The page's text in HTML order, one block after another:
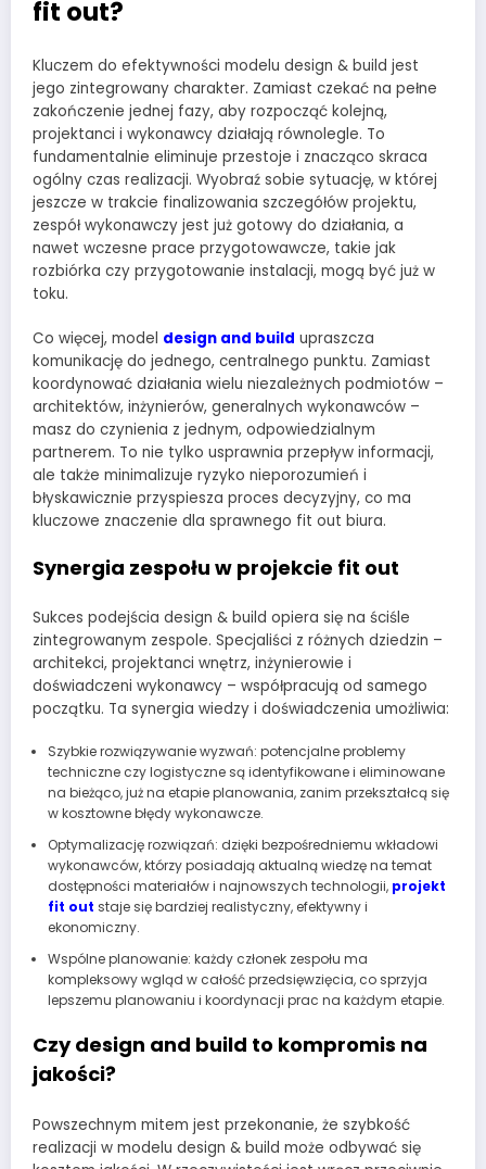
fit out?
Kluczem do efektywności modelu design & build jest
jego zintegrowany charakter. Zamiast czekać na pełne
zakończenie jednej fazy, aby rozpocząć kolejną,
projektanci i wykonawcy działają równolegle. To
fundamentalnie eliminuje przestoje i znacząco skraca
ogólny czas realizacji. Wyobraź sobie sytuację, w której
jeszcze w trakcie finalizowania szczegółów projektu,
zespół wykonawczy jest już gotowy do działania, a
nawet wczesne prace przygotowawcze, takie jak
rozbiórka czy przygotowanie instalacji, mogą być już w
toku.
Co więcej, model design and build upraszcza
komunikację do jednego, centralnego punktu. Zamiast
koordynować działania wielu niezależnych podmiotów –
architektów, inżynierów, generalnych wykonawców –
masz do czynienia z jednym, odpowiedzialnym
partnerem. To nie tylko usprawnia przepływ informacji,
ale także minimalizuje ryzyko nieporozumień i
błyskawicznie przyspiesza proces decyzyjny, co ma
kluczowe znaczenie dla sprawnego fit out biura.
Synergia zespołu w projekcie fit out
Sukces podejścia design & build opiera się na ściśle
zintegrowanym zespole. Specjaliści z różnych dziedzin –
architekci, projektanci wnętrz, inżynierowie i
doświadczeni wykonawcy – współpracują od samego
początku. Ta synergia wiedzy i doświadczenia umożliwia:
Szybkie rozwiązywanie wyzwań: potencjalne problemy
techniczne czy logistyczne są identyfikowane i eliminowane
na bieżąco, już na etapie planowania, zanim przekształcą się
w kosztowne błędy wykonawcze.
Optymalizację rozwiązań: dzięki bezpośredniemu wkładowi
wykonawców, którzy posiadają aktualną wiedzę na temat
dostępności materiałów i najnowszych technologii, projekt
fit out staje się bardziej realistyczny, efektywny i
ekonomiczny.
Wspólne planowanie: każdy członek zespołu ma
kompleksowy wgląd w całość przedsięwzięcia, co sprzyja
lepszemu planowaniu i koordynacji prac na każdym etapie.
Czy design and build to kompromis na
jakości?
Powszechnym mitem jest przekonanie, że szybkość
realizacji w modelu design & build może odbywać się